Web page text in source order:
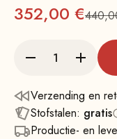
Aanbieding
352,00 €
Verzending en
Stofstalen: gratis
Productie- en